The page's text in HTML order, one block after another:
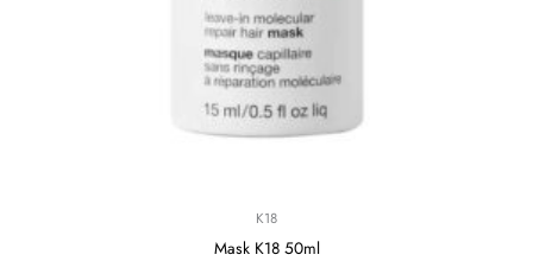
K18
Mask K18 50ml